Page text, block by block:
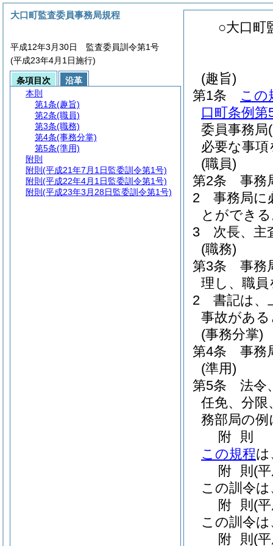
○大口町
(趣旨)
第1条
この
口町条例
委員事務局
必要な事
(職員)
第2条
事務
2
事務局に
とができ
3
次長、主
(職務)
第3条
事務
理し、職
2
書記は、
事故があ
(事務分掌)
第4条
事務
(準用)
第5条
法令
任免、分
務部局の
附 則
この規程は
附 則 (
この訓令
附 則 (
この訓令
附 則 (
大口町監査委員事務局規程
平成12年3月30日 監査委員訓令第1号
(平成23年4月1日施行)
条項目次
沿革
本則
第1条(趣旨)
第2条(職員)
第3条(職務)
第4条(事務分掌)
第5条(準用)
附則
附則 (平成21年7月1日監委訓令第1号)
附則 (平成22年4月1日監委訓令第1号)
附則 (平成23年3月28日監委訓令第1号)